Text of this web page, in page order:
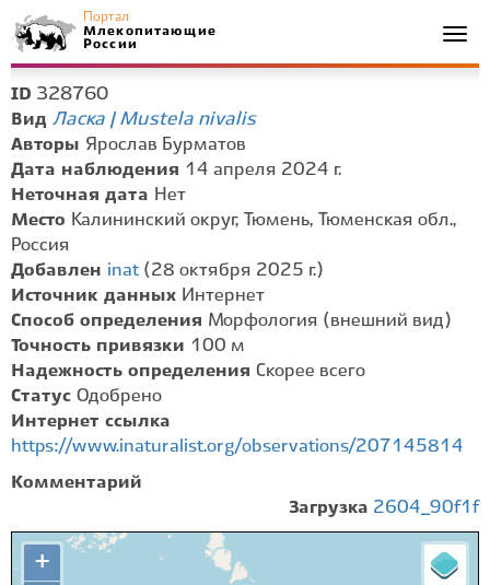
Портал
Млекопитающие
России
ID 328760
Вид Ласка | Mustela nivalis
Авторы Ярослав Бурматов
Дата наблюдения 14 апреля 2024 г.
Неточная дата Нет
Место Калининский округ, Тюмень, Тюменская обл.,
Россия
Добавлен inat (28 октября 2025 г.)
Источник данных Интернет
Способ определения Морфология (внешний вид)
Точность привязки 100 м
Надежность определения Скорее всего
Статус Одобрено
Интернет ссылка
https://www.inaturalist.org/observations/207145814
Комментарий
Загрузка 2604_90f1f
+